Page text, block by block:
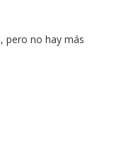
pero no hay más